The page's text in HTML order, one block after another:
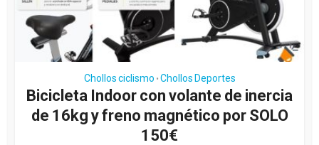
Chollos ciclismo • Chollos Deportes
Bicicleta Indoor con volante de inercia
de 16kg y freno magnético por SOLO
150€